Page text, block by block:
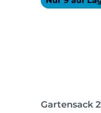
Gartensack